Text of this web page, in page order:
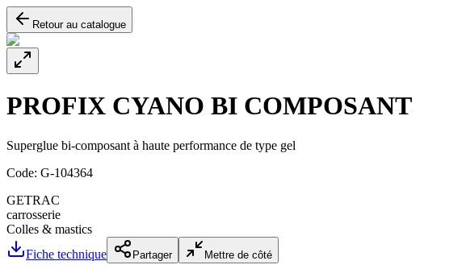
Retour au catalogue
PROFIX CYANO BI COMPOSANT
Superglue bi-composant à haute performance de type gel
Code: G-104364
GETRAC
carrosserie
Colles & mastics
Fiche technique
Partager Mettre de côté